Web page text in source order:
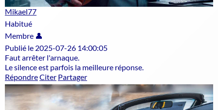
Mikael77
Habitué
Membre 👤
Publié le 2025-07-26 14:00:05
Faut arrêter l'arnaque.
Le silence est parfois la meilleure réponse.
RépondreCiter Partager